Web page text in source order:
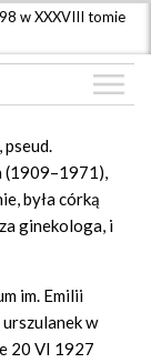
w XXXVIII tomie
pseud.
(1909–1971),
była córką
ginekologa, i
im. Emilii
w
20 VI 1927